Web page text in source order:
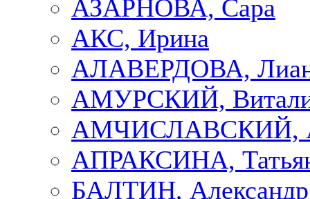
АЗАРНОВА, Сара
АКС, Ирина
АЛАВЕРДОВА,
АМУРСКИЙ,
АМЧИСЛАВСКИЙ,
АПРАКСИНА,
БАЛТИН, Александр